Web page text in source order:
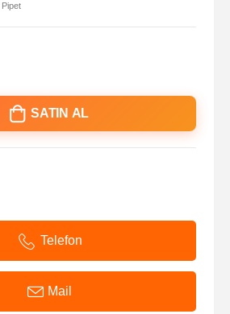
Pipet
SATIN AL
Telefon
Mail